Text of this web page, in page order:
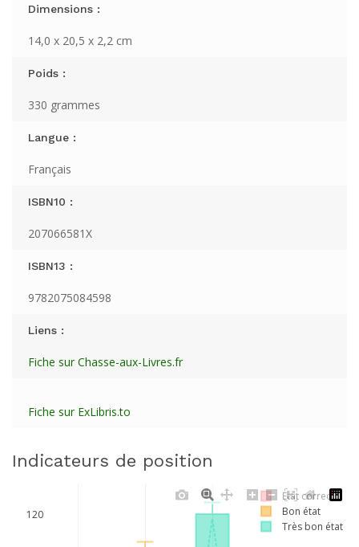
Dimensions :
14,0 x 20,5 x 2,2 cm
Poids :
330 grammes
Langue :
Français
ISBN10 :
207066581X
ISBN13 :
9782075084598
Liens :
Fiche sur Chasse-aux-Livres.fr
Fiche sur ExLibris.to
Indicateurs de position
120
Etat correct
Bon état
Très bon état